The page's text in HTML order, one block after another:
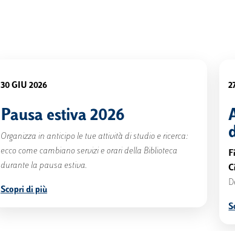
30 GIU 2026
Pausa estiva 2026
Organizza in anticipo le tue attività di studio e ricerca:
ecco come cambiano servizi e orari della Biblioteca
durante la pausa estiva.
Scopri di più